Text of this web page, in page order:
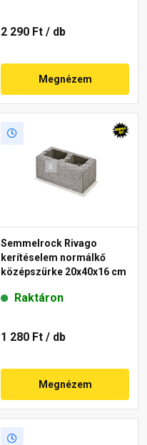
2 290 Ft / db
Megnézem
Semmelrock Rivago
kerítéselem normálkő
középszürke 20x40x16 cm
Raktáron
1 280 Ft / db
Megnézem